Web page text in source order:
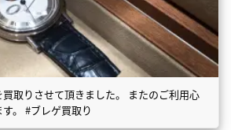
取りさせて頂きました。 またのご利用心
。 #ブレゲ買取り